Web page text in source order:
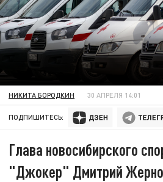
НИКИТА БОРОДКИН 30 АПРЕЛЯ 14:01
ПОДПИШИТЕСЬ:
Глава новосибирского
"Джокер" Дмитрий